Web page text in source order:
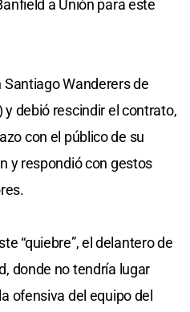
a Unión para este
Santiago Wanderers de
debió rescindir el contrato,
con el público de su
y respondió con gestos
“quiebre”, el delantero de
donde no tendría lugar
ofensiva del equipo del